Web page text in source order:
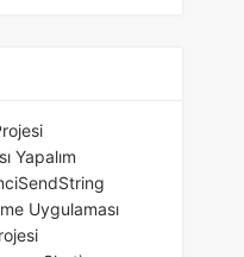
Yapalım
Uygulaması